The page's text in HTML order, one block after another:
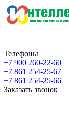
Телефоны
+7 900 260-22-60
+7 861 254-25-67
+7 861 254-25-66
Заказать звонок